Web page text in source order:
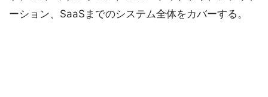
ーション、SaaSまでのシステム全体をカバーする。